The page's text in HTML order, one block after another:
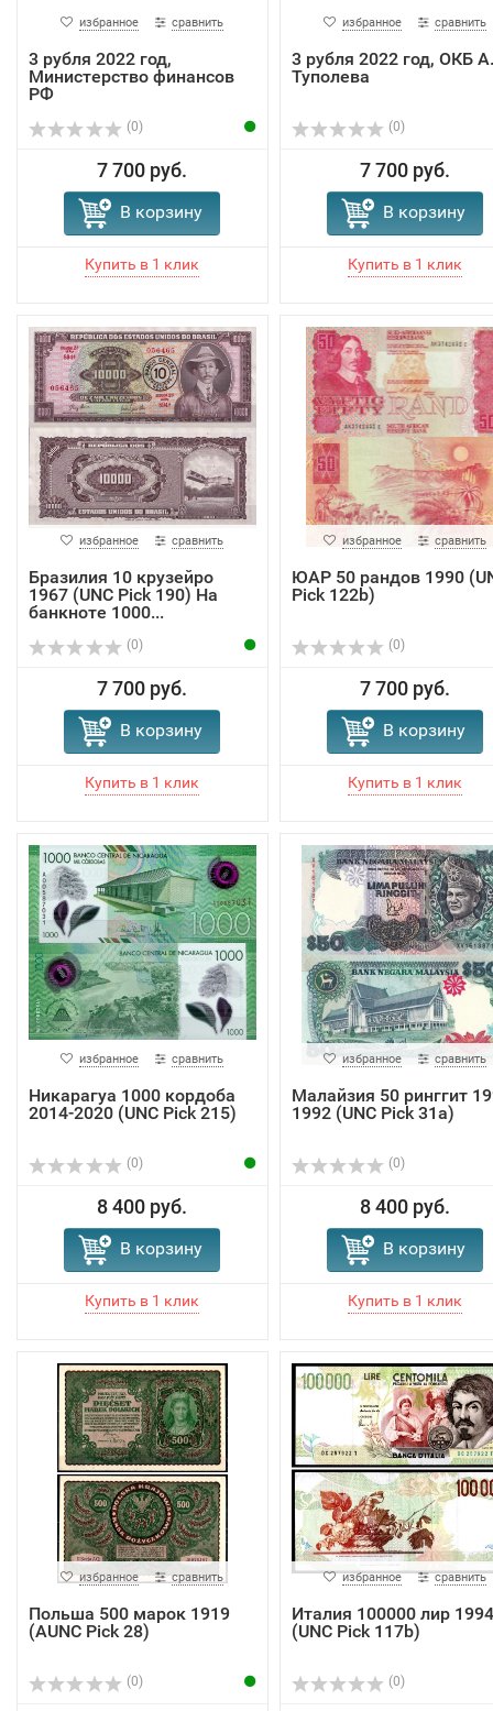
избранное сравнить
3 рубля 2022 год,
Министерство финансов
РФ
(0)
7 700 руб.
В корзину
избранное сравнить
3 рубля 2022 год, ОКБ
Туполева
(0)
7 700 руб.
В корзину
избранное сравнить
Бразилия 10 крузейро
1967 (UNC Pick 190) На
банкноте 1000...
(0)
7 700 руб.
В корзину
избранное сравнить
ЮАР 50 рандов 1990
Pick 122b)
(0)
7 700 руб.
В корзину
избранное сравнить
Никарагуа 1000 кордоба
2014-2020 (UNC Pick 215)
(0)
8 400 руб.
В корзину
избранное сравнить
Малайзия 50 ринггит
1992 (UNC Pick 31a)
(0)
8 400 руб.
В корзину
избранное сравнить
Польша 500 марок 1919
(AUNC Pick 28)
(0)
избранное сравнить
Италия 100000 лир 1994
(UNC Pick 117b)
(0)